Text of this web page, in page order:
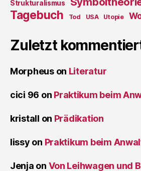
Strukturalismus
Tagebuch Tod USA Utopie
Zuletzt
Morpheuson Literatur
cici 96 on Praktikum beim
kristall on Prädikation
lissy on Praktikum beim
Jenja on Von Leihwagen und